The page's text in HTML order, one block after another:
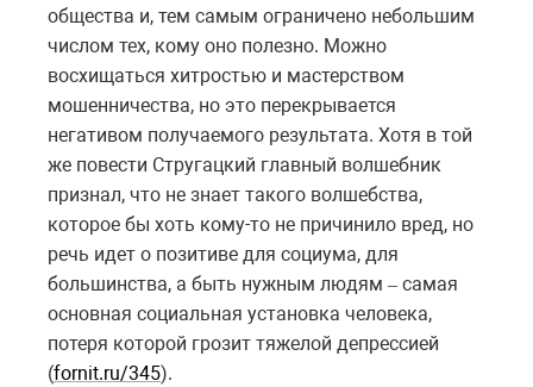
общества и, тем самым ограничено небольшим
числом тех, кому оно полезно. Можно
восхищаться хитростью и мастерством
мошенничества, но это перекрывается
негативом получаемого результата. Хотя в той
же повести Стругацкий главный волшебник
признал, что не знает такого волшебства,
которое бы хоть кому-то не причинило вред, но
речь идет о позитиве для социума, для
большинства, а быть нужным людям – самая
основная социальная установка человека,
потеря которой грозит тяжелой депрессией
(fornit.ru/345).